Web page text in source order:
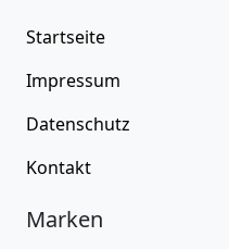
Startseite
Impressum
Datenschutz
Kontakt
Marken